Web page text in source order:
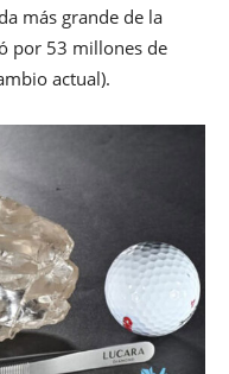
más grande de la
por 53 millones de
actual).